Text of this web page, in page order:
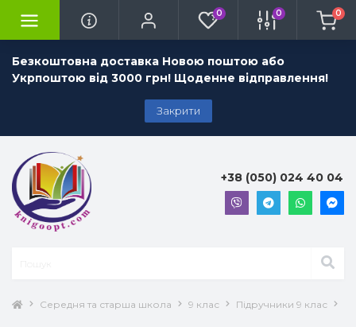
Безкоштовна доставка Новою поштою або
Укрпоштою від 3000 грн! Щоденне відправлення!
Закрити
0 0 0
+38 (050) 024 40 04
Середня та старша школа 9 клас Підручники 9 клас